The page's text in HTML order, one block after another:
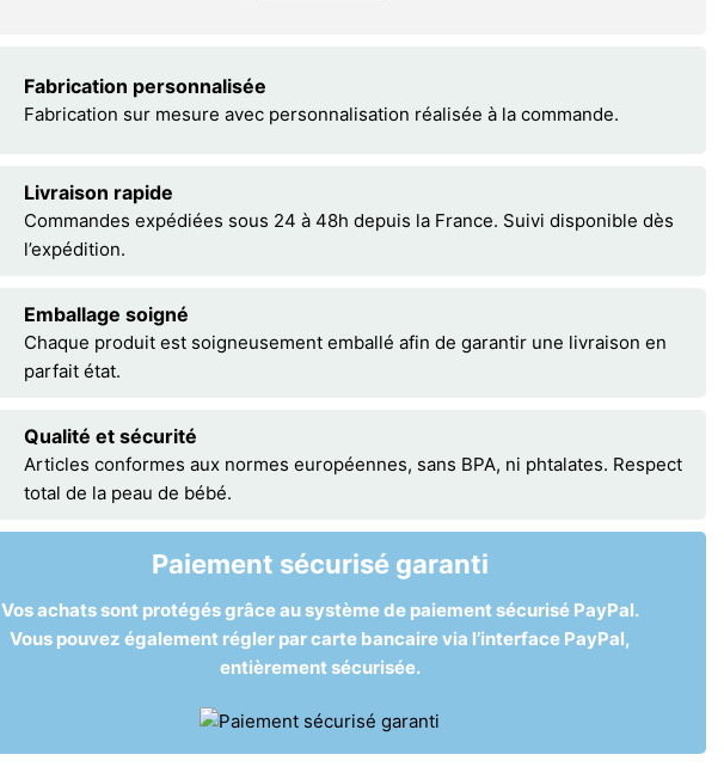
Fabrication personnalisée
Fabrication sur mesure avec personnalisation réalisée à la commande.
Livraison rapide
Commandes expédiées sous 24 à 48h depuis la France. Suivi disponible dès
l’expédition.
Emballage soigné
Chaque produit est soigneusement emballé afin de garantir une livraison en
parfait état.
Qualité et sécurité
Articles conformes aux normes européennes, sans BPA, ni phtalates. Respect
total de la peau de bébé.
Paiement sécurisé garanti
Vos achats sont protégés grâce au système de paiement sécurisé PayPal.
Vous pouvez également régler par carte bancaire via l’interface PayPal,
entièrement sécurisée.